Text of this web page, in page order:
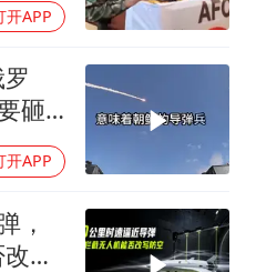
兵把枪口对准中国记者
构建更高水平的全民健身公共服务体系
开APP
砸
开APP
，
写